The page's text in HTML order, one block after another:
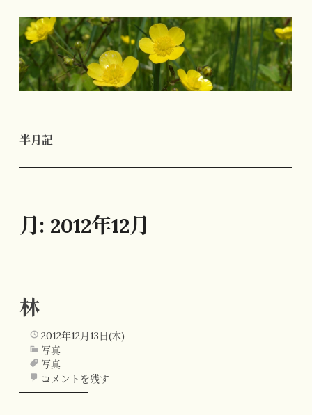
コ
ン
テ
ン
ス
半月記
月: 2012年12月
林
2012年12月13日(木)
写真
写真
コメントを残す